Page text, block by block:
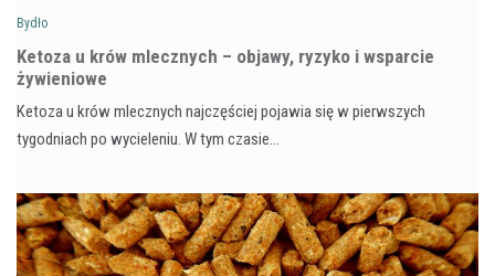
Bydło
Ketoza u krów mlecznych – objawy, ryzyko i wsparcie
żywieniowe
Ketoza u krów mlecznych najczęściej pojawia się w pierwszych
tygodniach po wycieleniu. W tym czasie…